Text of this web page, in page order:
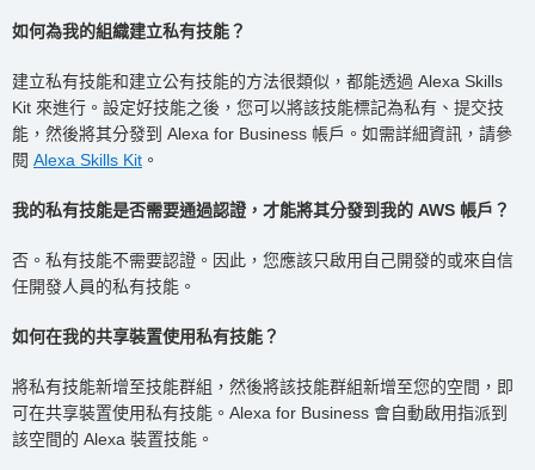
如何為我的組織建立私有技能？
建立私有技能和建立公有技能的方法很類似，都能透過 Alexa Skills
Kit 來進行。設定好技能之後，您可以將該技能標記為私有、提交技
能，然後將其分發到 Alexa for Business 帳戶。如需詳細資訊，請參
閱 Alexa Skills Kit 。
我的私有技能是否需要通過認證，才能將其分發到我的 AWS 帳戶？
否。私有技能不需要認證。因此，您應該只啟用自己開發的或來自信
任開發人員的私有技能。
如何在我的共享裝置使用私有技能？
將私有技能新增至技能群組，然後將該技能群組新增至您的空間，即
可在共享裝置使用私有技能。Alexa for Business 會自動啟用指派到
該空間的 Alexa 裝置技能。